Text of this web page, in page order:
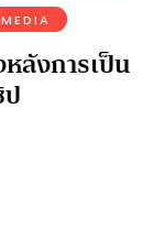
ลังการเป็น